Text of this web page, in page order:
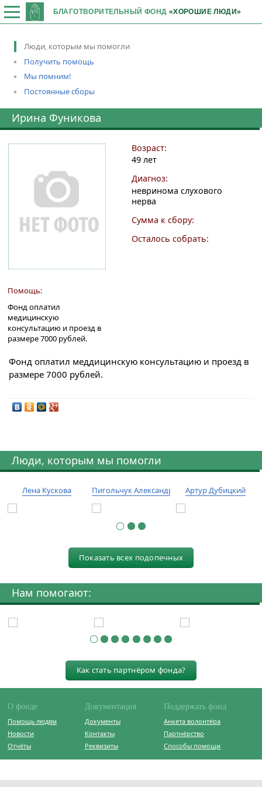
БЛАГОТВОРИТЕЛЬНЫЙ ФОНД «ХОРОШИЕ ЛЮДИ»
Люди, которым мы помогли
Получить помощь
Мы помним!
Постоянные сборы
Ирина Фуникова
Возраст:
49 лет
Диагноз:
невринома слухового
нерва
Сумма к сбору:
Осталось собрать:
Помощь:
Фонд оплатил
медицинскую
консультацию и проезд в
размере 7000 рублей.
Фонд оплатил меддицинскую консультацию и проезд в
размере 7000 рублей.
Люди, которым мы помогли
Лена Кускова Пигольчук Александр Артур Дубицкий
Показать всех подопечных
Нам помогают:
Как стать партнёром фонда?
О фонде
Помощь людям
Новости
Отчёты
Документация
Документы
Контакты
Реквизиты
Поддержать фонд
Анкета волонтёра
Партнёрство
Способы помощи